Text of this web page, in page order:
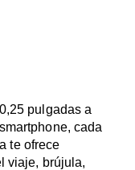
pulgadas a
cada
te ofrece
viaje, brújula,